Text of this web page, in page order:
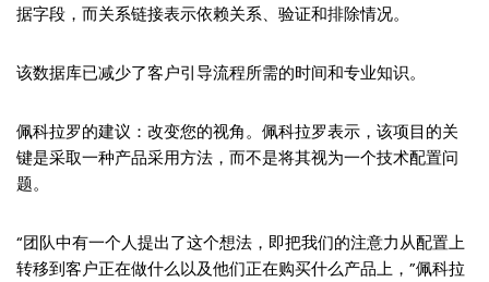
据字段，而关系链接表示依赖关系、验证和排除情况。
该数据库已减少了客户引导流程所需的时间和专业知识。
佩科拉罗的建议：改变您的视角。佩科拉罗表示，该项目的关
键是采取一种产品采用方法，而不是将其视为一个技术配置问
题。
“团队中有一个人提出了这个想法，即把我们的注意力从配置上
转移到客户正在做什么以及他们正在购买什么产品上，”佩科拉